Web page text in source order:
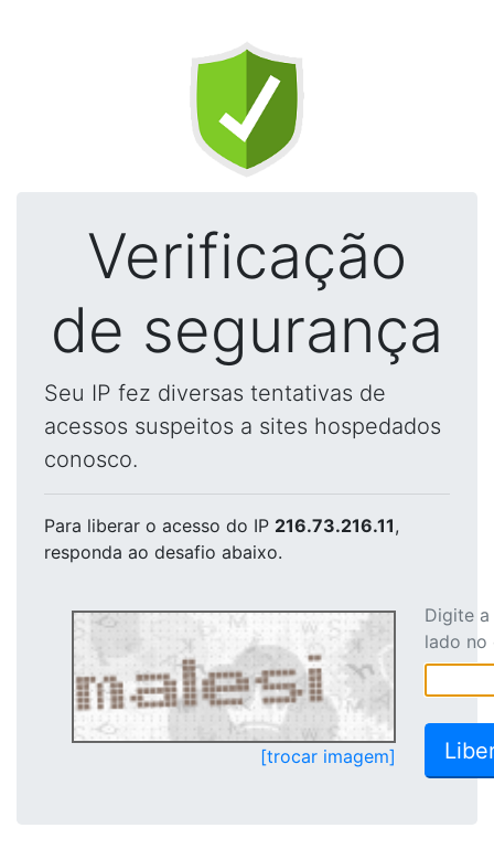
Verificação
de segurança
Seu IP fez diversas tentativas de
acessos suspeitos a sites hospedados
conosco.
Para liberar o acesso do IP 216.73.216.11,
responda ao desafio abaixo.
[trocar imagem]
Digite
lado no